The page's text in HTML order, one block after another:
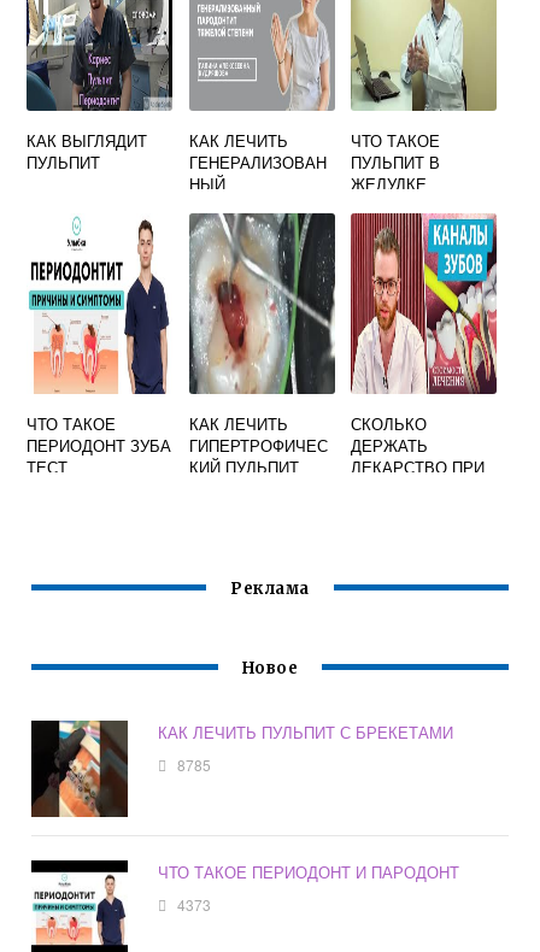
КАК ВЫГЛЯДИТ
ПУЛЬПИТ
КАК ЛЕЧИТЬ
ГЕНЕРАЛИЗОВАН
НЫЙ
ЧТО ТАКОЕ
ПУЛЬПИТ В
ЖЕЛУДКЕ
ЧТО ТАКОЕ
ПЕРИОДОНТ ЗУБА
ТЕСТ
КАК ЛЕЧИТЬ
ГИПЕРТРОФИЧЕС
КИЙ ПУЛЬПИТ
СКОЛЬКО
ДЕРЖАТЬ
ЛЕКАРСТВО ПРИ
Реклама
Новое
КАК ЛЕЧИТЬ ПУЛЬПИТ С БРЕКЕТАМИ
8785
ЧТО ТАКОЕ ПЕРИОДОНТ И ПАРОДОНТ
4373